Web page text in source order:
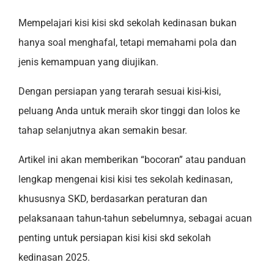
Mempelajari kisi kisi skd sekolah kedinasan bukan
hanya soal menghafal, tetapi memahami pola dan
jenis kemampuan yang diujikan.
Dengan persiapan yang terarah sesuai kisi-kisi,
peluang Anda untuk meraih skor tinggi dan lolos ke
tahap selanjutnya akan semakin besar.
Artikel ini akan memberikan “bocoran” atau panduan
lengkap mengenai kisi kisi tes sekolah kedinasan,
khususnya SKD, berdasarkan peraturan dan
pelaksanaan tahun-tahun sebelumnya, sebagai acuan
penting untuk persiapan kisi kisi skd sekolah
kedinasan 2025.